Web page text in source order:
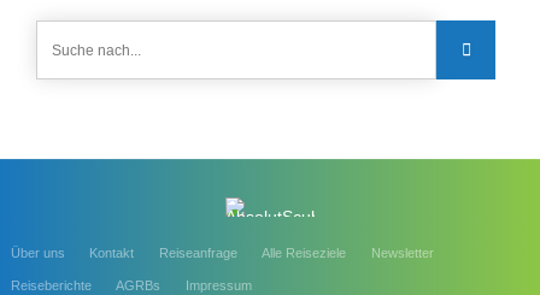
Über uns Kontakt Reiseanfrage Alle Reiseziele Newsletter
Reiseberichte AGRBs Impressum